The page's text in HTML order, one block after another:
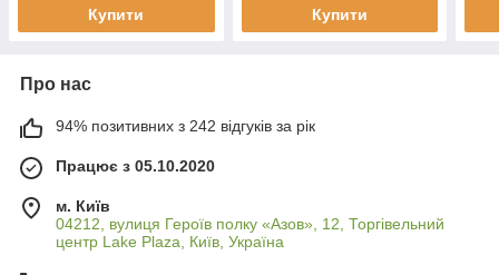
Купити Купити
Про нас
94% позитивних з 242 відгуків за рік
Працює з 05.10.2020
м. Київ
04212, вулиця Героїв полку «Азов», 12, Торгівельний
центр Lake Plaza, Київ, Україна